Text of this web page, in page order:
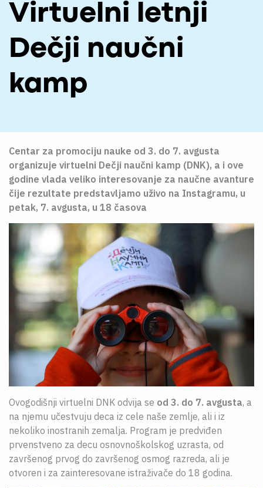
O NAMA
Virtuelni letnji
Dečji naučni
kamp
Centar za promociju nauke od 3. do 7. avgusta
organizuje virtuelni Dečji naučni kamp (DNK), a i ove
godine vlada veliko interesovanje za naučne avanture
čije rezultate predstavljamo uživo na Instagramu, u
petak, 7. avgusta, u 18 časova
Ovogodišnji virtuelni DNK odvija se od 3. do 7. avgusta, a
na njemu učestvuju deca iz cele naše zemlje, ali i iz
nekoliko inostranih zemalja. Program je predviđen
prvenstveno za decu osnovnoškolskog uzrasta, od
završenog prvog do završenog osmog razreda, ali je
otvoren i za zainteresovane istraživače do 18 godina.